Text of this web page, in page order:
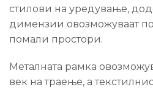
стилови на уредување,
димензии овозможуваат
помали простори.
Металната рамка
век на траење, а